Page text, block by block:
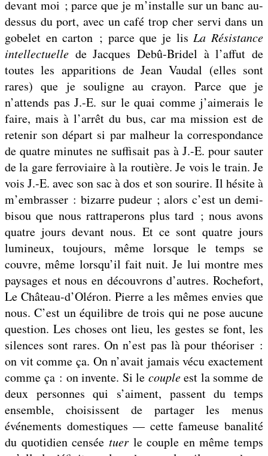
devant moi ; parce que je m’installe sur un banc au-
dessus du port, avec un café trop cher servi dans un
gobelet en carton ; parce que je lisLa Résistance
intellectuelle de Jacques Debû-Bridel à l’affut de
toutes les apparitions de Jean Vaudal (elles sont
rares) que je souligne au crayon. Parce que je
n’attends pas J.-E. sur le quai comme j’aimerais le
faire, mais à l’arrêt du bus, car ma mission est de
retenir son départ si par malheur la correspondance
de quatre minutes ne suffisait pas à J.-E. pour sauter
de la gare ferroviaire à la routière. Je vois le train. Je
vois J.-E. avec son sac à dos et son sourire. Il hésite à
m’embrasser : bizarre pudeur ; alors c’est un demi-
bisou que nous rattraperons plus tard ; nous avons
quatre jours devant nous. Et ce sont quatre jours
lumineux, toujours, même lorsque le temps se
couvre, même lorsqu’il fait nuit. Je lui montre mes
paysages et nous en découvrons d’autres. Rochefort,
Le Château-d’Oléron. Pierre a les mêmes envies que
nous. C’est un équilibre de trois qui ne pose aucune
question. Les choses ont lieu, les gestes se font, les
silences sont rares. On n’est pas là pour théoriser :
on vit comme ça. On n’avait jamais vécu exactement
comme ça : on invente. Si le coupleest la somme de
deux personnes qui s’aiment, passent du temps
ensemble, choisissent de partager les menus
événements domestiques — cette fameuse banalité
du quotidien censée tuerle couple en même temps